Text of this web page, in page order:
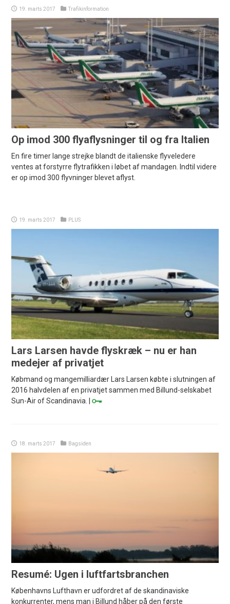
19. marts 2017 Trafikinformation
Op imod 300 flyaflysninger til og fra Italien
En fire timer lange strejke blandt de italienske flyveledere
ventes at forstyrre flytrafikken i løbet af mandagen. Indtil videre
er op imod 300 flyvninger blevet aflyst.
19. marts 2017 PLUS
Lars Larsen havde flyskræk – nu er han
medejer af privatjet
Købmand og mangemilliardær Lars Larsen købte i slutningen af
2016 halvdelen af en privatjet sammen med Billund-selskabet
Sun-Air of Scandinavia. |
18. marts 2017 Bagsiden
Resumé: Ugen i luftfartsbranchen
Københavns Lufthavn er udfordret af de skandinaviske
konkurrenter, mens man i Billund håber på den første